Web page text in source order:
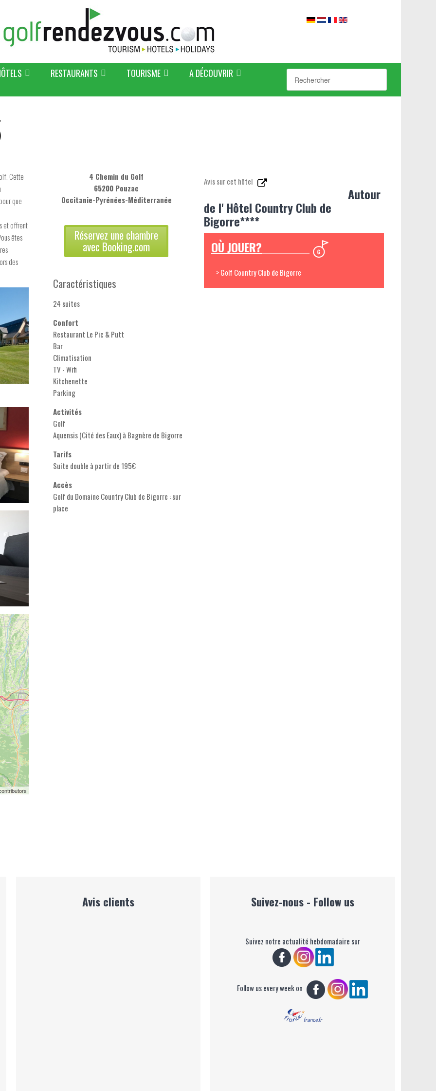
RESTAURANTS TOURISME A DÉCOUVRIR
Cette
que
et offrent
êtes
des
4 Chemin du Golf
65200 Pouzac
Occitanie-Pyrénées-Méditerranée
Réservez une chambre
avec Booking.com
Caractéristiques
24 suites
Confort
Restaurant Le Pic & Putt
Bar
Climatisation
TV - Wifi
Kitchenette
Parking
Activités
Golf
Aquensis (Cité des Eaux) à Bagnère de Bigorre
Tarifs
Suite double à partir de 195€
Accès
Golf du Domaine Country Club de Bigorre : sur
place
Avis sur cet hôtel
Autour
de l' Hôtel Country Club de
Bigorre****
OÙ JOUER?
> Golf Country Club de Bigorre
Avis clients Suivez-nous - Follow us
Suivez notre actualité hebdomadaire sur
Follow us every week on